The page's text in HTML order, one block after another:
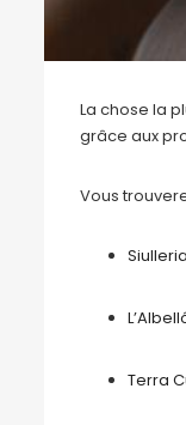
La chose la
grâce aux
Vous
Terra